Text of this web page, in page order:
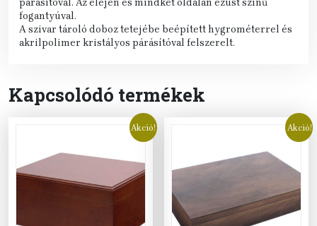
párásítóval. Az elején és mindkét oldalán ezüst színű
fogantyúval.
A szivar tároló doboz tetejébe beépített hygrométerrel és
akrilpolimer kristályos párásítóval felszerelt.
Kapcsolódó termékek
Akció! Akció!